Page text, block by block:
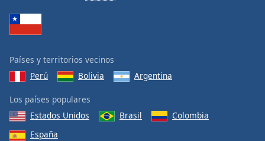
Países y territorios vecinos
Perú
Bolivia Argentina
Los países populares
Estados Unidos
Brasil
Colombia
España